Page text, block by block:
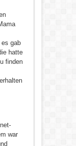
gab
hatte
finden
war